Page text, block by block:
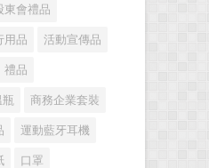
東會禮品
用品 活動宣傳品
禮品
瓶 商務企業套裝
運動藍牙耳機
口罩